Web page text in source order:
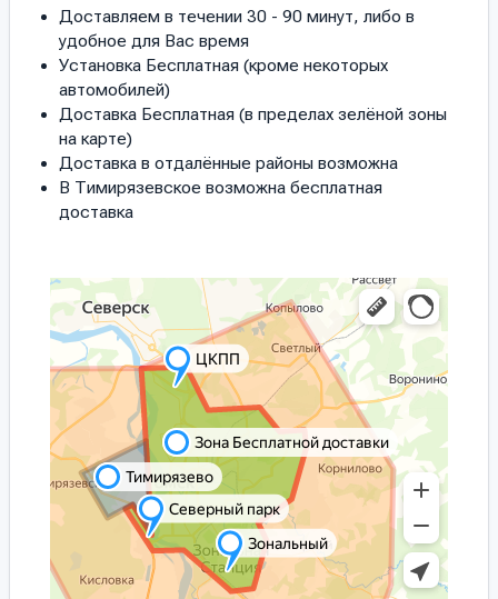
Доставляем в течении 30 - 90 минут, либо в
удобное для Вас время
Установка Бесплатная (кроме некоторых
автомобилей)
Доставка Бесплатная (в пределах зелёной зоны
на карте)
Доставка в отдалённые районы возможна
В Тимирязевское возможна бесплатная
доставка